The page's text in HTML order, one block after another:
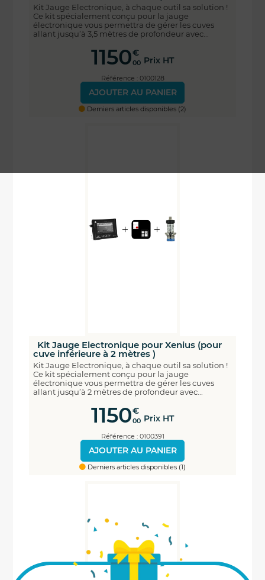
Kit Jauge Electronique, à chaque outil sa solution !
Ce kit spécialement conçu pour la jauge
électronique vous permettra de gérer les cuves
allant jusqu’à 3,5 mètres de profondeur avec...
1150€
00 Prix HT
Référence : 0100128
AJOUTER AU PANIER
Derniers articles disponibles (2)
Kit Jauge Electronique pour Xenius (pour
cuve inférieure à 2 mètres )
Kit Jauge Electronique, à chaque outil sa solution !
Ce kit spécialement conçu pour la jauge
électronique vous permettra de gérer les cuves
allant jusqu’à 2 mètres de profondeur avec...
1150€
00 Prix HT
Référence : 0100391
AJOUTER AU PANIER
Derniers articles disponibles (1)